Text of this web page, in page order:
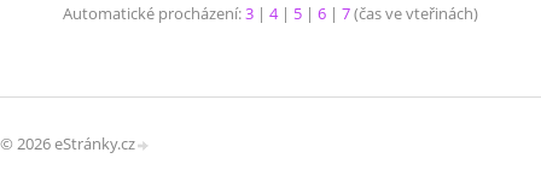
Automatické procházení:3 | 4| 5 | 6 | 7(čas ve vteřinách)
© 2026 eStránky.cz